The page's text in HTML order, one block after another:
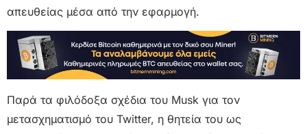
απευθείας μέσα από την εφαρμογή.
Παρά τα φιλόδοξα σχέδια του Musk για τον
μετασχηματισμό του Twitter, η θητεία του ως